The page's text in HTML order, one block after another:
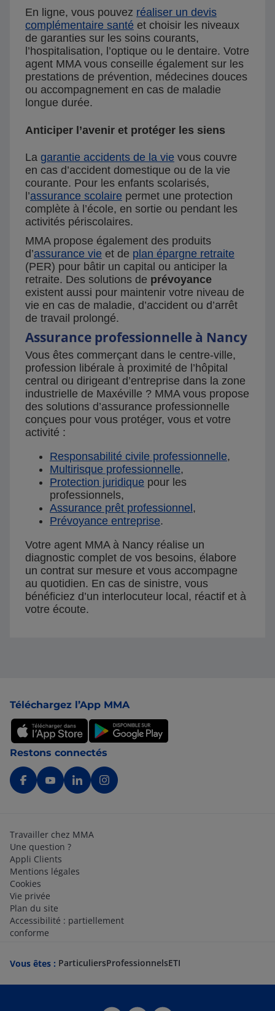
En ligne, vous pouvez réaliser un devis
complémentaire santé et choisir les niveaux
de garanties sur les soins courants,
l’hospitalisation, l’optique ou le dentaire. Votre
agent MMA vous conseille également sur les
prestations de prévention, médecines douces
ou accompagnement en cas de maladie
longue durée.
Anticiper l’avenir et protéger les siens
La garantie accidents de la vie vous couvre
en cas d’accident domestique ou de la vie
courante. Pour les enfants scolarisés,
l’assurance scolaire permet une protection
complète à l’école, en sortie ou pendant les
activités périscolaires.
MMA propose également des produits
d’assurance vie et de plan épargne retraite
(PER) pour bâtir un capital ou anticiper la
retraite. Des solutions de prévoyance
existent aussi pour maintenir votre niveau de
vie en cas de maladie, d’accident ou d’arrêt
de travail prolongé.
Assurance professionnelle à Nancy
Vous êtes commerçant dans le centre-ville,
profession libérale à proximité de l’hôpital
central ou dirigeant d’entreprise dans la zone
industrielle de Maxéville ? MMA vous propose
des solutions d’assurance professionnelle
conçues pour vous protéger, vous et votre
activité :
Responsabilité civile professionnelle,
Multirisque professionnelle,
Protection juridique pour les
professionnels,
Assurance prêt professionnel ,
Prévoyance entreprise.
Votre agent MMA à Nancy réalise un
diagnostic complet de vos besoins, élabore
un contrat sur mesure et vous accompagne
au quotidien. En cas de sinistre, vous
bénéficiez d’un interlocuteur local, réactif et à
votre écoute.
Téléchargez l’App MMA
Restons connectés
Travailler chez MMA
Une question ?
Appli Clients
Mentions légales
Cookies
Vie privée
Plan du site
Accessibilité : partiellement
conforme
Vous êtes : ParticuliersProfessionnelsETI